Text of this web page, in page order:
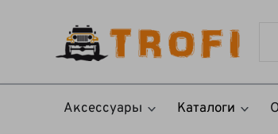
Аксессуары Каталоги